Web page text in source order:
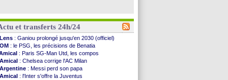
et transferts 24h/24
Lens : Ganiou prolongé jusqu'en 2030 (officiel)
OM : le PSG, les précisions de Benatia
: Paris SG-Man Utd, les compos
Amical : Chelsea corrige l'AC Milan
Argentine : Messi perd son papa
Amical : l'Inter s'offre la Juventus